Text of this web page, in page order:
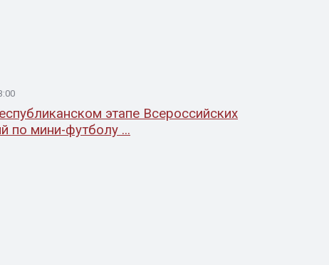
этапе Всероссийских
по мини-футболу ...